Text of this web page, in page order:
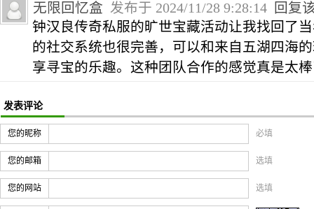
无限回忆盒 发布于 2024/11/28 9:28:14 回复
钟汉良传奇私服的旷世宝藏活动让我找回了
的社交系统也很完善，可以和来自五湖四海
享寻宝的乐趣。这种团队合作的感觉真是太
发表评论
您的昵称 必填
您的邮箱 选填
您的网站 选填